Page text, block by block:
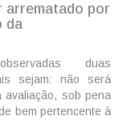
arrematado por
da
duas
sejam: não será
avaliação, sob pena
bem pertencente à